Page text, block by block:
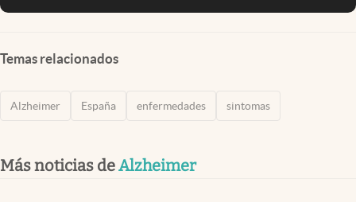
Temas relacionados
Alzheimer España enfermedades sintomas
Más noticias deAlzheimer